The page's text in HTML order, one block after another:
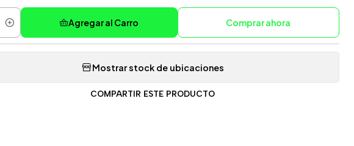
Agregar al Carro Comprar ahora
Mostrar stock de ubicaciones
COMPARTIR ESTE PRODUCTO